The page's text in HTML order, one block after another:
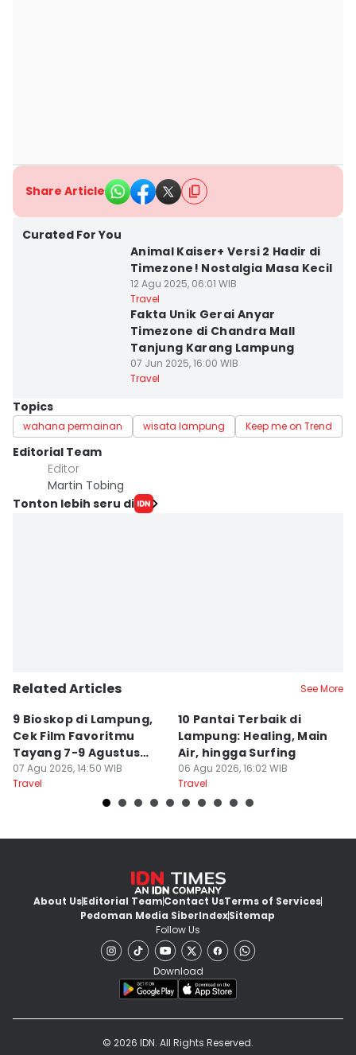
Share Article
Curated For You
Animal Kaiser+ Versi 2 Hadir di
Timezone! Nostalgia Masa Kecil
12 Agu 2025, 06:01 WIB
Travel
Fakta Unik Gerai Anyar
Timezone di Chandra Mall
Tanjung Karang Lampung
07 Jun 2025, 16:00 WIB
Travel
Topics
wahana permainan wisata lampung Keep me on Trend
Editorial Team
Editor
Martin Tobing
Tonton lebih seru di
Related Articles See More
9 Bioskop di Lampung,
Cek Film Favoritmu
Tayang 7-9 Agustus
2026
07 Agu 2026, 14:50 WIB
Travel
10 Pantai Terbaik di
Lampung: Healing, Main
Air, hingga Surfing
06 Agu 2026, 16:02 WIB
Travel
About UsEditorial TeamContact UsTerms of Services
Pedoman Media SiberIndexSitemap
Follow Us
Download
© 2026 IDN. All Rights Reserved.